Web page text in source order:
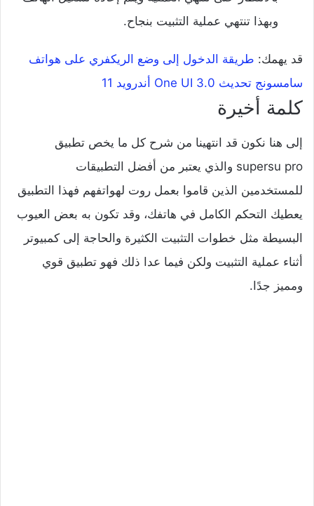
وبهذا تنتهي عملية التثبيت بنجاح.
قد يهمك: طريقة الدخول إلى وضع الريكفري على هواتف
سامسونج تحديث One UI 3.0 أندرويد 11
كلمة أخيرة
إلى هنا نكون قد انتهينا من شرح كل ما يخص تطبيق
supersu pro والذي يعتبر من أفضل التطبيقات
للمستخدمين الذين قاموا بعمل روت لهواتفهم فهذا التطبيق
يعطيك التحكم الكامل في هاتفك، وقد تكون به بعض العيوب
البسيطة مثل خطوات التثبيت الكثيرة والحاجة إلى كمبيوتر
أثناء عملية التثبيت ولكن فيما عدا ذلك فهو تطبيق قوي
ومميز جدًا.